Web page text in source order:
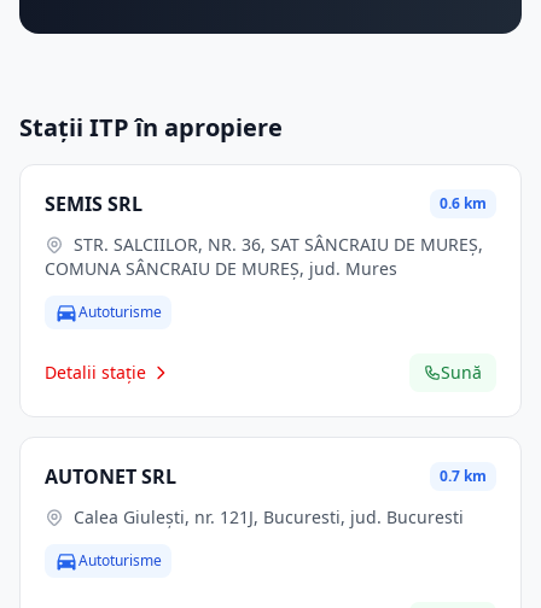
Stații ITP în apropiere
SEMIS SRL 0.6 km
COMUNA SÂNCRAIU DE MUREȘ, jud. Mures
Autoturisme
Detalii stație Sună
AUTONET SRL 0.7 km
Calea Giuleşti, nr. 121J, Bucuresti, jud. Bucuresti
Autoturisme